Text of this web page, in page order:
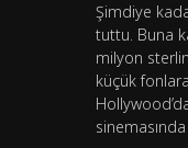
Şimdiye
tuttu. Buna
milyon
küçük